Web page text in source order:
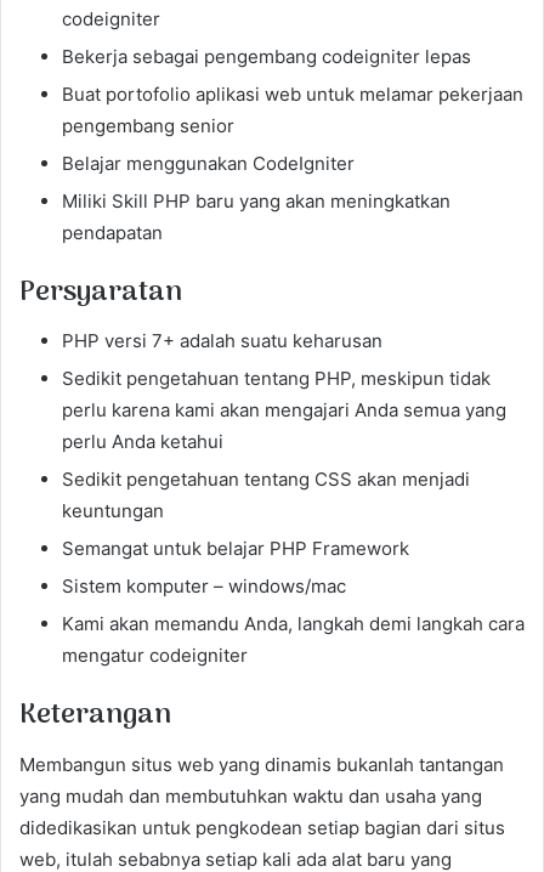
codeigniter
Bekerja sebagai pengembang codeigniter lepas
Buat portofolio aplikasi web untuk melamar pekerjaan
pengembang senior
Belajar menggunakan CodeIgniter
Miliki Skill PHP baru yang akan meningkatkan
pendapatan
Persyaratan
PHP versi 7+ adalah suatu keharusan
Sedikit pengetahuan tentang PHP, meskipun tidak
perlu karena kami akan mengajari Anda semua yang
perlu Anda ketahui
Sedikit pengetahuan tentang CSS akan menjadi
keuntungan
Semangat untuk belajar PHP Framework
Sistem komputer – windows/mac
Kami akan memandu Anda, langkah demi langkah cara
mengatur codeigniter
Keterangan
Membangun situs web yang dinamis bukanlah tantangan
yang mudah dan membutuhkan waktu dan usaha yang
didedikasikan untuk pengkodean setiap bagian dari situs
web, itulah sebabnya setiap kali ada alat baru yang